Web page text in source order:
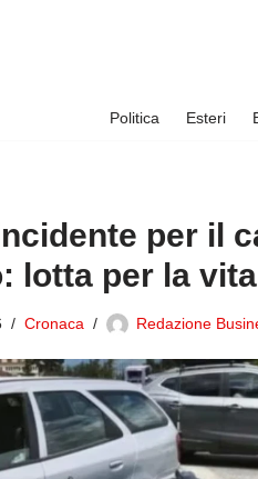
Politica Esteri
per il
lotta per la vita
Cronaca Redazione